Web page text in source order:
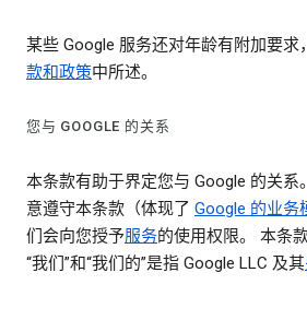
某些 Google 服务还对年龄有附加要求
款和政策中所述。
您与 GOOGLE 的关系
本条款有助于界定您与 Google 的关系
意遵守本条款（体现了 Google 的业务
们会向您授予服务的使用权限。 本条款
“我们”和“我们的”是指 Google LLC 及其